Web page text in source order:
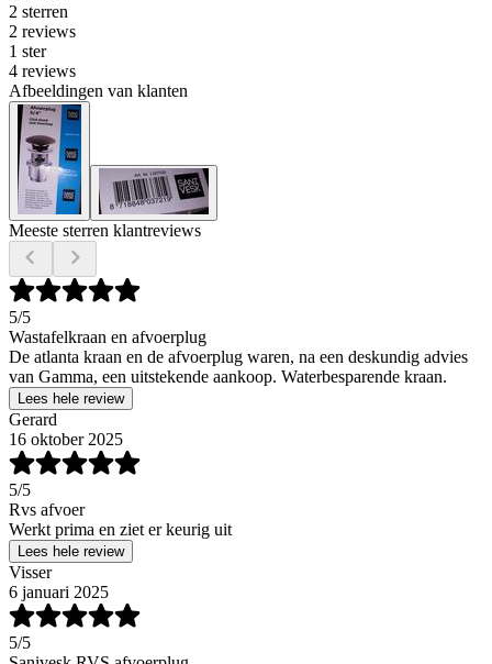
2 sterren
2 reviews
1 ster
4 reviews
Afbeeldingen van klanten
Meeste sterren klantreviews
5/5
Wastafelkraan en afvoerplug
De atlanta kraan en de afvoerplug waren, na een deskundig advies
van Gamma, een uitstekende aankoop. Waterbesparende kraan.
Lees hele review
Gerard
16 oktober 2025
5/5
Rvs afvoer
Werkt prima en ziet er keurig uit
Lees hele review
Visser
6 januari 2025
5/5